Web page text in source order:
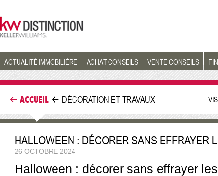
ACTUALITÉ IMMOBILIÈRE ACHAT CONSEILS VENTE CONSEILS
ACCUEIL DÉCORATION ET TRAVAUX
HALLOWEEN : DÉCORER SANS EFFRAYER
26 OCTOBRE 2024
Halloween : décorer sans effrayer